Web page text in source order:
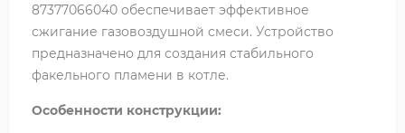
87377066040 обеспечивает эффективное
сжигание газовоздушной смеси. Устройство
предназначено для создания стабильного
факельного пламени в котле.
Особенности конструкции: